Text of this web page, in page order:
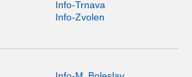
Info-Trnava
Info-Zvolen